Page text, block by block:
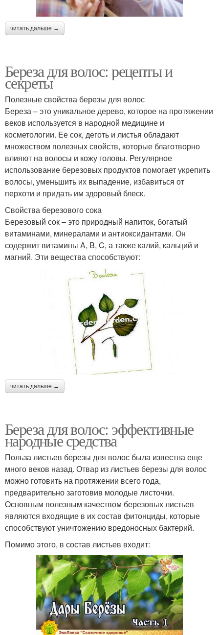
читать дальше →
Береза для волос: рецепты и
секреты
Полезные свойства березы для волос
Береза – это уникальное дерево, которое на протяжении
веков используется в народной медицине и
косметологии. Ее сок, деготь и листья обладают
множеством полезных свойств, которые благотворно
влияют на волосы и кожу головы. Регулярное
использование березовых продуктов помогает укрепить
волосы, уменьшить их выпадение, избавиться от
перхоти и придать им здоровый блеск.
Свойства березового сока
Березовый сок – это природный напиток, богатый
витаминами, минералами и антиоксидантами. Он
содержит витамины A, B, C, а также калий, кальций и
магний. Эти вещества способствуют:
читать дальше →
Береза для волос: эффективные
народные средства
Польза листьев березы для волос была известна еще
много веков назад. Отвар из листьев березы для волос
можно готовить на протяжении всего года,
предварительно заготовив молодые листочки.
Основным полезным качеством березовых листьев
являются входящие в их состав фитонциды, которые
способствуют уничтожению вредоносных бактерий.
Помимо этого, в состав листьев входит: